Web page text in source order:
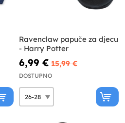
Ravenclaw papuče za djecu
- Harry Potter
6,99 € 15,99 €
DOSTUPNO